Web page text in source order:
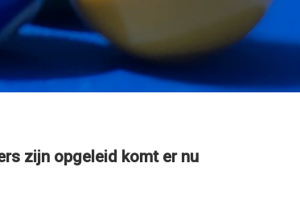
zijn opgeleid komt er nu